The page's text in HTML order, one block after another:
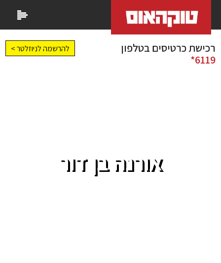
רכישת כרטיסים בטלפון
6119*
להרשמה לניוזלטר >
אורנה בן דור